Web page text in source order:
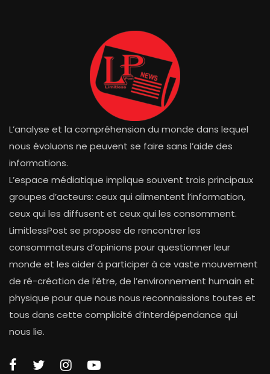
L’analyse et la compréhension du monde dans lequel
nous évoluons ne peuvent se faire sans l’aide des
informations.
L’espace médiatique implique souvent trois principaux
groupes d’acteurs: ceux qui alimentent l’information,
ceux qui les diffusent et ceux qui les consomment.
LimitlessPost se propose de rencontrer les
consommateurs d’opinions pour questionner leur
monde et les aider à participer à ce vaste mouvement
de ré-création de l’être, de l’environnement humain et
physique pour que nous nous reconnaissions toutes et
tous dans cette complicité d’interdépendance qui
nous lie.